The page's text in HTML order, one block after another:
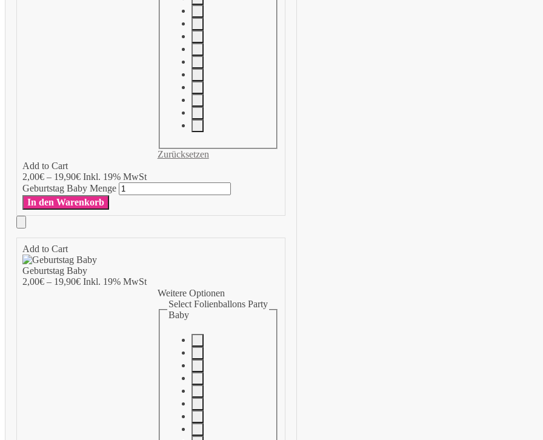
Add to Cart
2,00€– 19,90€Inkl. 19% MwSt
Zurücksetzen
Geburtstag Baby Menge
In den Warenkorb
Add to Cart
Geburtstag Baby
2,00€– 19,90€Inkl. 19% MwSt
Weitere Optionen
Select Folienballons Party
Baby